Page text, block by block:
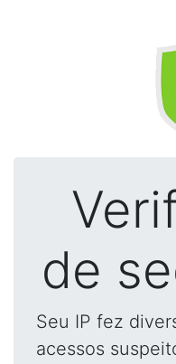
de
Seu IP fez
acessos